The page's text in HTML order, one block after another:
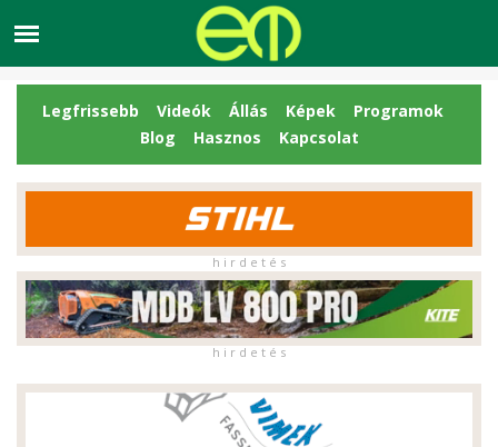
Legfrissebb Videók Állás Képek
Programok
Blog
Hasznos Kapcsolat
h i r d e t é s
h i r d e t é s